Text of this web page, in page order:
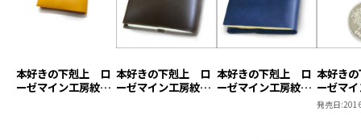
本好きの下剋上 ロ
ーゼマイン工房紋章
本好きの下剋上 ロ
ーゼマイン工房紋章
本好きの下剋上 ロ
ーゼマイン工房紋章
本好き
ーゼマ
キーホ
発売日: